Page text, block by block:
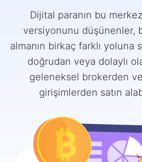
Dijital paranın bu
versiyonunu düşünenler,
almanın birkaç farklı yoluna
doğrudan veya dolaylı
geleneksel brokerden
girişimlerden satın